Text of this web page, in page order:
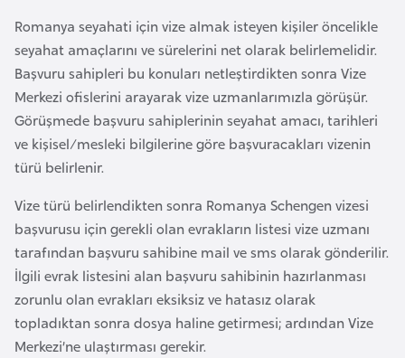
Romanya seyahati için vize almak isteyen kişiler öncelikle
seyahat amaçlarını ve sürelerini net olarak belirlemelidir.
Başvuru sahipleri bu konuları netleştirdikten sonra Vize
Merkezi ofislerini arayarak vize uzmanlarımızla görüşür.
Görüşmede başvuru sahiplerinin seyahat amacı, tarihleri
ve kişisel/mesleki bilgilerine göre başvuracakları vizenin
türü belirlenir.
Vize türü belirlendikten sonra Romanya Schengen vizesi
başvurusu için gerekli olan evrakların listesi vize uzmanı
tarafından başvuru sahibine mail ve sms olarak gönderilir.
İlgili evrak listesini alan başvuru sahibinin hazırlanması
zorunlu olan evrakları eksiksiz ve hatasız olarak
topladıktan sonra dosya haline getirmesi; ardından Vize
Merkezi’ne ulaştırması gerekir.
B
u
l
g
a
r
i
t
a
n
B
u